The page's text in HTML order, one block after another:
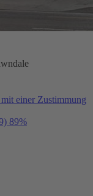
einer Zustimmung
89%